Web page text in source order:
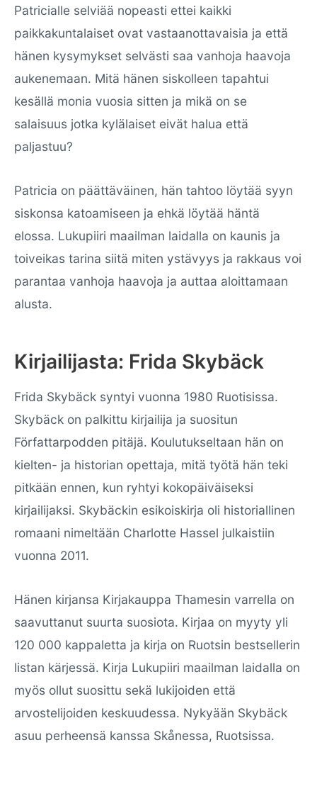
Patricialle selviää nopeasti ettei kaikki
paikkakuntalaiset ovat vastaanottavaisia ja että
hänen kysymykset selvästi saa vanhoja haavoja
aukenemaan. Mitä hänen siskolleen tapahtui
kesällä monia vuosia sitten ja mikä on se
salaisuus jotka kylälaiset eivät halua että
paljastuu?
Patricia on päättäväinen, hän tahtoo löytää syyn
siskonsa katoamiseen ja ehkä löytää häntä
elossa. Lukupiiri maailman laidalla on kaunis ja
toiveikas tarina siitä miten ystävyys ja rakkaus voi
parantaa vanhoja haavoja ja auttaa aloittamaan
alusta.
Kirjailijasta: Frida Skybäck
Frida Skybäck syntyi vuonna 1980 Ruotisissa.
Skybäck on palkittu kirjailija ja suositun
Författarpodden pitäjä. Koulutukseltaan hän on
kielten- ja historian opettaja, mitä työtä hän teki
pitkään ennen, kun ryhtyi kokopäiväiseksi
kirjailijaksi. Skybäckin esikoiskirja oli historiallinen
romaani nimeltään Charlotte Hassel julkaistiin
vuonna 2011.
Hänen kirjansa Kirjakauppa Thamesin varrella on
saavuttanut suurta suosiota. Kirjaa on myyty yli
120 000 kappaletta ja kirja on Ruotsin bestsellerin
listan kärjessä. Kirja Lukupiiri maailman laidalla on
myös ollut suosittu sekä lukijoiden että
arvostelijoiden keskuudessa. Nykyään Skybäck
asuu perheensä kanssa Skånessa, Ruotsissa.